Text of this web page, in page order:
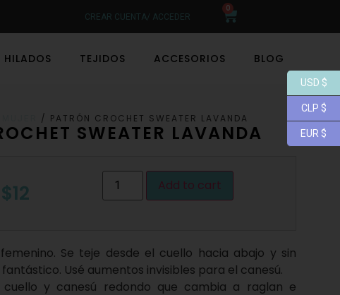
CREAR CUENTA/ ACCEDER
0
HILADOS TEJIDOS ACCESORIOS BLOG
/ PATRÓN CROCHET SWEATER LAVANDA
SWEATER LAVANDA
$12 Add to cart
Se teje desde el cuello hacia abajo y sin
Usé aumentos invisibles para el canesú.
cuello y canesú redondo que cambia a raglan e
USD $
CLP $
EUR $